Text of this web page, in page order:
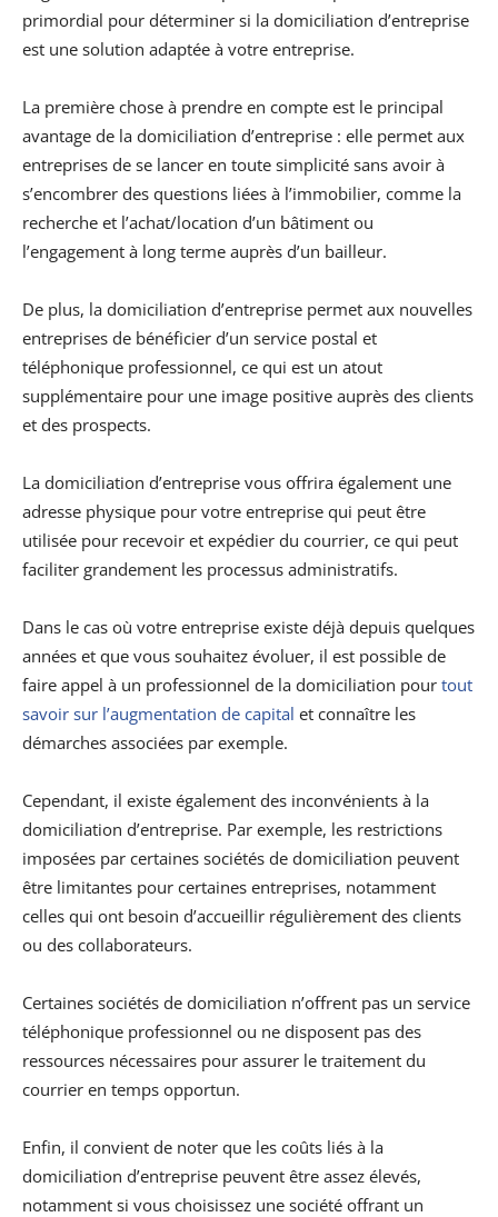
primordial pour déterminer si la domiciliation d’entreprise
est une solution adaptée à votre entreprise.
La première chose à prendre en compte est le principal
avantage de la domiciliation d’entreprise : elle permet aux
entreprises de se lancer en toute simplicité sans avoir à
s’encombrer des questions liées à l’immobilier, comme la
recherche et l’achat/location d’un bâtiment ou
l’engagement à long terme auprès d’un bailleur.
De plus, la domiciliation d’entreprise permet aux nouvelles
entreprises de bénéficier d’un service postal et
téléphonique professionnel, ce qui est un atout
supplémentaire pour une image positive auprès des clients
et des prospects.
La domiciliation d’entreprise vous offrira également une
adresse physique pour votre entreprise qui peut être
utilisée pour recevoir et expédier du courrier, ce qui peut
faciliter grandement les processus administratifs.
Dans le cas où votre entreprise existe déjà depuis quelques
années et que vous souhaitez évoluer, il est possible de
faire appel à un professionnel de la domiciliation pour tout
savoir sur l’augmentation de capital et connaître les
démarches associées par exemple.
Cependant, il existe également des inconvénients à la
domiciliation d’entreprise. Par exemple, les restrictions
imposées par certaines sociétés de domiciliation peuvent
être limitantes pour certaines entreprises, notamment
celles qui ont besoin d’accueillir régulièrement des clients
ou des collaborateurs.
Certaines sociétés de domiciliation n’offrent pas un service
téléphonique professionnel ou ne disposent pas des
ressources nécessaires pour assurer le traitement du
courrier en temps opportun.
Enfin, il convient de noter que les coûts liés à la
domiciliation d’entreprise peuvent être assez élevés,
notamment si vous choisissez une société offrant un